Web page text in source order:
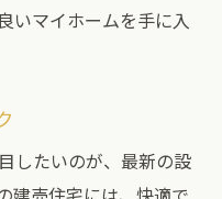
いマイホームを手に入
したいのが、最新の設